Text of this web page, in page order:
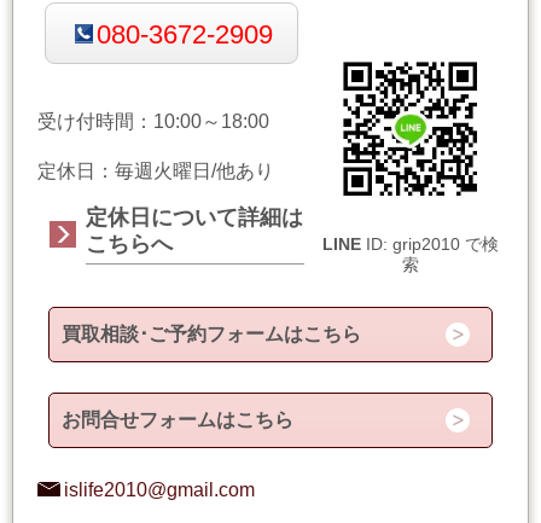
LINE ID: grip2010 で検
索
080-3672-2909
受け付時間：10:00～18:00
定休日：毎週火曜日/他あり
定休日について詳細は
こちらへ
買取相談･ご予約フォームはこちら
お問合せフォームはこちら
islife2010@gmail.com